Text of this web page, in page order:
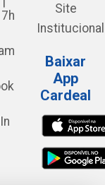
Site
Institucional
Baixar
App
Cardeal